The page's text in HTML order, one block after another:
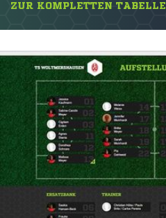
ZUR KOMPLETTEN TABELLE